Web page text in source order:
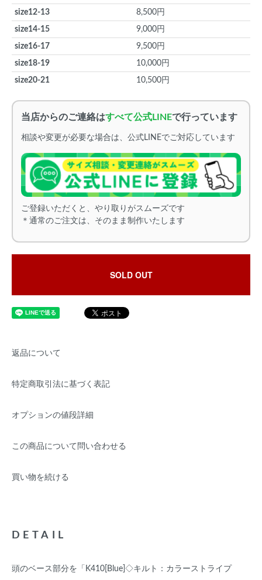
size12-13 8,500円
size14-15 9,000円
size16-17 9,500円
size18-19 10,000円
size20-21 10,500円
当店からのご連絡はすべて公式LINEで行っています
相談や変更が必要な場合は、公式LINEでご対応しています
ご登録いただくと、やり取りがスムーズです
＊通常のご注文は、そのまま制作いたします
SOLD OUT
返品について
特定商取引法に基づく表記
オプションの値段詳細
この商品について問い合わせる
買い物を続ける
DETAIL
頭のベース部分を「K410[Blue]◇キルト：カラーストライプ